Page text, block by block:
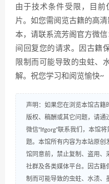
由于技术条件受限，目
片。如您需阅览古籍的高
本，请联系流芳阁官方微
间回复您的请求。因古籍
限制而可能导致的虫蛀、
解。祝您学习和阅览愉快~
声明：如果您在浏览本馆古籍
版权、稿酬或其它问题，请通
微信“lfgorg”联系我们，本馆
题。本馆所有内容为本站原创
馆同意前，禁止复制、盗用、
社群及各类媒体平台。因古籍
制而可能导致的虫蛀、水渍、